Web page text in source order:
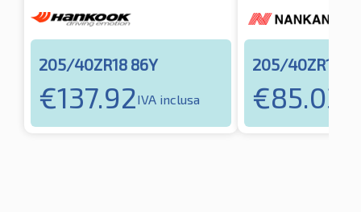
205/40ZR18 86Y
€137.92IVA inclusa
205/40ZR18
€85.03